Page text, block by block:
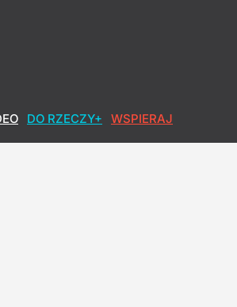
DO RZECZY+ WSPIERAJ
ustawę Grahama